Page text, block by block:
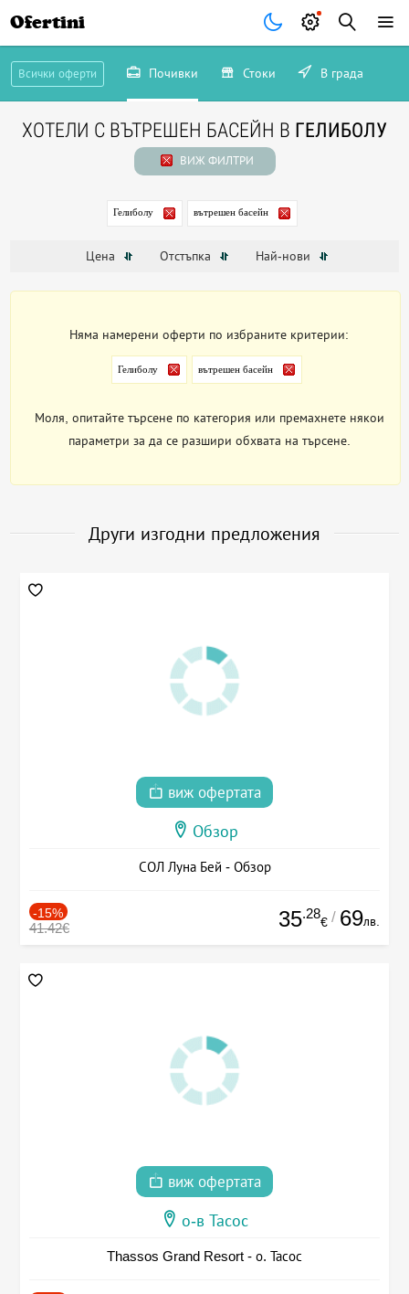
Ofertini
Всички оферти Почивки Стоки В града
ХОТЕЛИ С ВЪТРЕШЕН БАСЕЙН В ГЕЛИБОЛУ
ВИЖ ФИЛТРИ
Гелиболу вътрешен басейн
Цена Отстъпка Най-нови
Няма намерени оферти по избраните критерии:
Гелиболу вътрешен басейн
Моля, опитайте търсене по категория или премахнете някои
параметри за да се разшири обхвата на търсене.
Други изгодни предложения
виж офертата
Обзор
СОЛ Луна Бей - Обзор
-15%
41.42€ 35.28
€ / 69лв.
виж офертата
о-в Тасос
Thassos Grand Resort - о. Тасос